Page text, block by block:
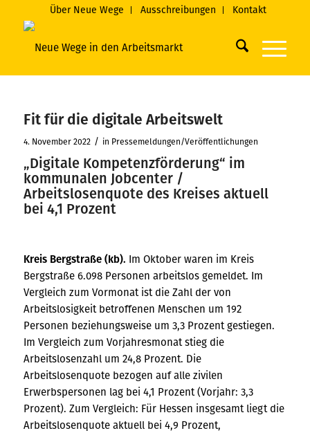
Über Neue Wege Ausschreibungen Kontakt
Fit für die digitale Arbeitswelt
4. November 2022 / in Pressemeldungen/Veröffentlichungen
„Digitale Kompetenzförderung“ im
kommunalen Jobcenter /
Arbeitslosenquote des Kreises aktuell
bei 4,1 Prozent
Kreis Bergstraße (kb). Im Oktober waren im Kreis
Bergstraße 6.098 Personen arbeitslos gemeldet. Im
Vergleich zum Vormonat ist die Zahl der von
Arbeitslosigkeit betroffenen Menschen um 192
Personen beziehungsweise um 3,3 Prozent gestiegen.
Im Vergleich zum Vorjahresmonat stieg die
Arbeitslosenzahl um 24,8 Prozent. Die
Arbeitslosenquote bezogen auf alle zivilen
Erwerbspersonen lag bei 4,1 Prozent (Vorjahr: 3,3
Prozent). Zum Vergleich: Für Hessen insgesamt liegt die
Arbeitslosenquote aktuell bei 4,9 Prozent,